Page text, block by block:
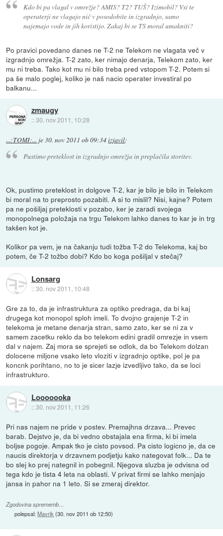
Kdo bi pa vlagal v omrežje? AMIS? T2? TUŠ? Izimobil? Vsi te
operaterji ne vlagajo nič v posodobite in izgradnjo, samo
najemajo vode in jih koristijo. Zakaj bi se TS moral umakniti?
Po pravici povedano danes ne T-2 ne Telekom ne vlagata več v
izgradnjo omrežja. T-2 zato, ker nimajo denarja, Telekom zato, ker
mu ni treba. Tako kot mu ni bilo treba pred vstopom T-2. Potem si
pa še malo poglej, koliko je naš nacio operater investiral po
balkanu...
zmaugy
::30. nov 2011, 10:28
...:TOMI:... je30. nov 2011 ob 09:34izjavil:
Pustimo preteklost in izgradnjo omrežja in preplačila storitev.
Ok, pustimo preteklost in dolgove T-2, kar je bilo je bilo in Telekom
bi moral na to preprosto pozabiti. A si to mislil? Nisi, kajne? Potem
pa ne pošiljaj preteklosti v pozabo, ker je zaradi svojega
monopolnega položaja na trgu Telekom lahko danes to kar je in trg
takšen kot je.
Kolikor pa vem, je na čakanju tudi tožba T-2 do Telekoma, kaj bo
potem, če T-2 tožbo dobi? Kdo bo koga pošiljal v stečaj?
Lonsarg
::30. nov 2011, 10:48
Gre za to, da je infrastruktura za optiko predraga, da bi kaj
drugega kot monopol sploh imeli. To dvojno grajenje T-2 in
telekoma je metane denarja stran, samo zato, ker se ni za v
samem zacetku reklo da bo telekom edini gradil omrezje in vsem
dal v najem. Zaj mora se sprejeti se odlok, da bo Telekom dolzan
dolocene miljone vsako leto vloziti v izgradnjo optike, pol je pa
koncnk porihtano, no to je sicer lazje izvedljivo tako, da se loci
infrastrukturo.
Looooooka
::30. nov 2011, 11:26
Pri nas najem ne pride v postev. Premajhna drzava... Prevec
barab. Dejstvo je, da bi vedno obstajala ena firma, ki bi imela
boljse pogoje. Ampak tko je cisto povsod. Pa cisto logicno je, da ce
naucis direktorja v drzavnem podjetju kako nategovat folk... Da te
bo slej ko prej nategnil in pobegnil. Njegova sluzba je odvisna od
tega kdo je tista 4 leta na oblasti. V privat firmi se lahko menjajo
jansa in pahor na 1 leto. Si se zmeraj direktor.
Zgodovina sprememb…
polepsal:Mavrik (30. nov 2011 ob 12:50)